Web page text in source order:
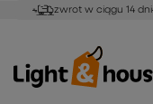
zwrot w ciągu 14 dni